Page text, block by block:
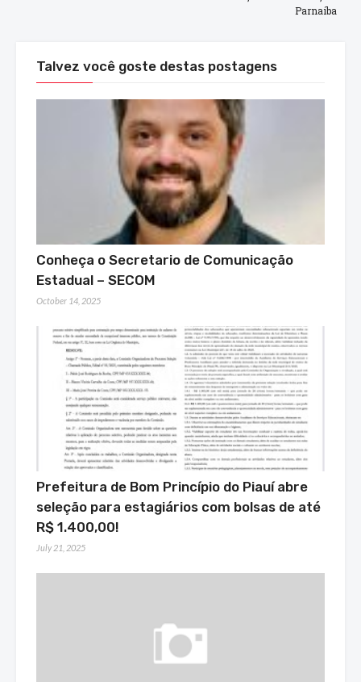
Parnaíba
Talvez você goste destas postagens
Conheça o Secretario de Comunicação
Estadual – SECOM
October 14, 2025
Prefeitura de Bom Princípio do Piauí abre
seleção para estagiários com bolsas de até
R$ 1.400,00!
July 21, 2025